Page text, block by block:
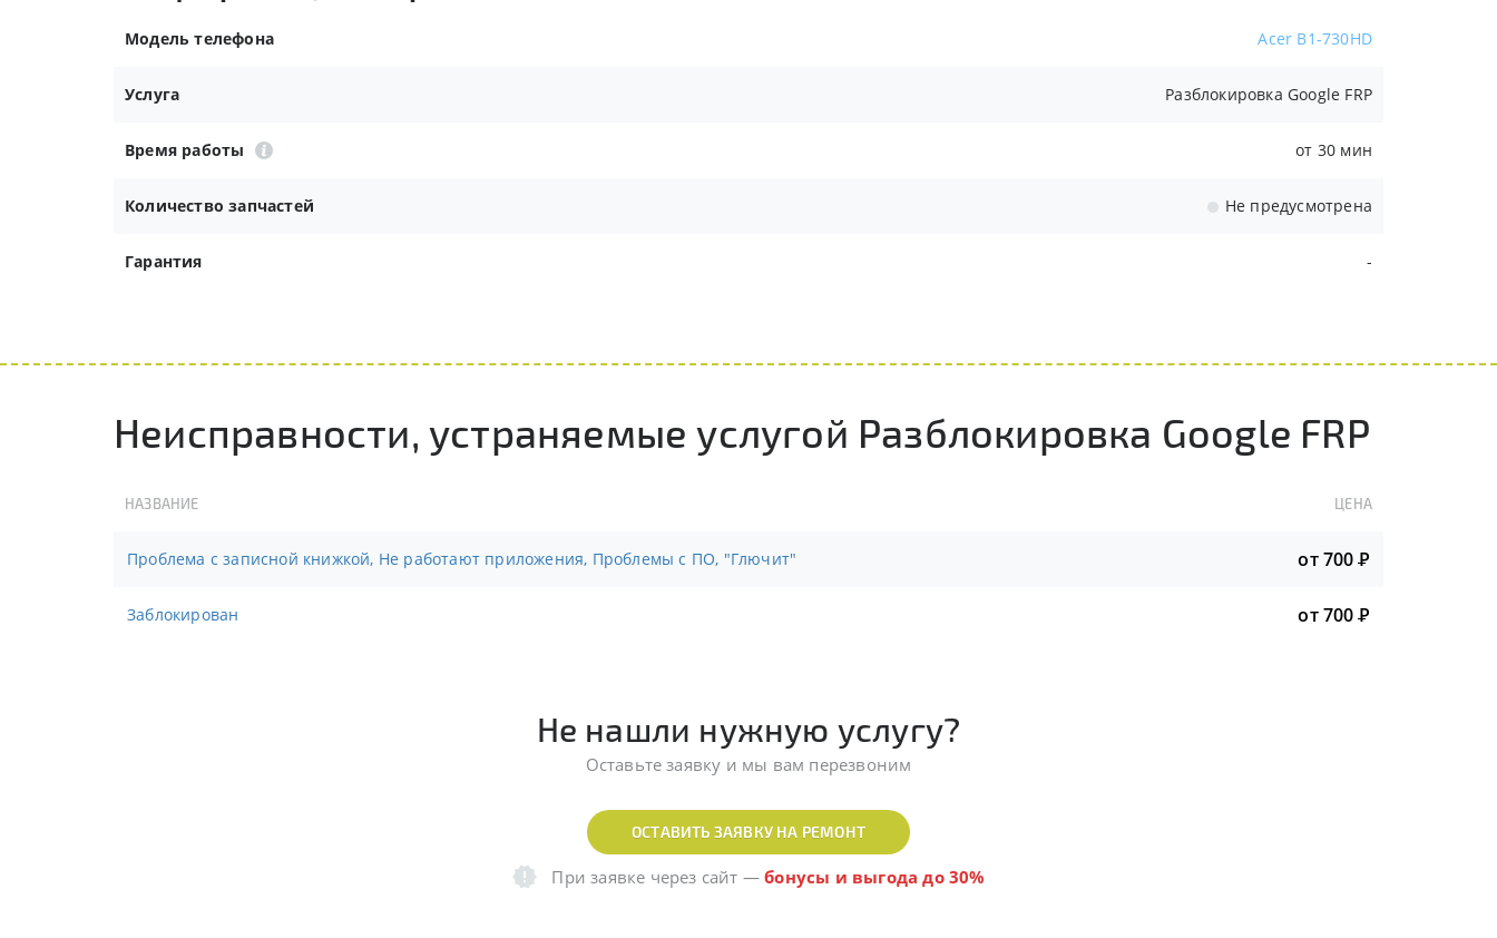
Модель телефона Acer B1-730HD
Услуга Разблокировка Google FRP
Время работы от 30 мин
Количество запчастей Не предусмотрена
Гарантия -
Неисправности, устраняемые услугой Разблокировка Google FRP
НАЗВАНИЕ ЦЕНА
Проблема с записной книжкой, Не работают приложения, Проблемы с ПО, "Глючит" от 700Р
Заблокирован от 700Р
Не нашли нужную услугу?
Оставьте заявку и мы вам перезвоним
ОСТАВИТЬ ЗАЯВКУ НА РЕМОНТ
При заявке через сайт —бонусы и выгода до 30%